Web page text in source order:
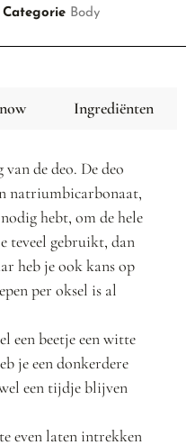
Categorie Body
Ingrediënten
de deo. De deo
natriumbicarbonaat,
hebt, om de hele
teveel gebruikt, dan
heb je ook kans op
per oksel is al
een beetje een witte
je een donkerdere
een tijdje blijven
even laten intrekken